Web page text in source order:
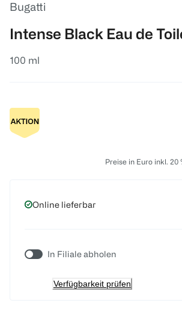
Bugatti
Intense Black Eau de
100 ml
Preise in Euro inkl. 20
Online lieferbar
In Filiale abholen
Verfügbarkeit prüfen